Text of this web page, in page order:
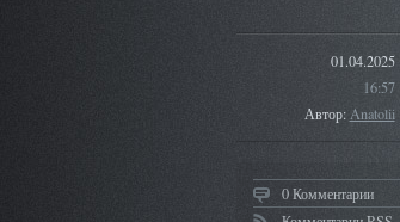
01.04.2025
16:57
Автор:Anatolii
0 Комментарии